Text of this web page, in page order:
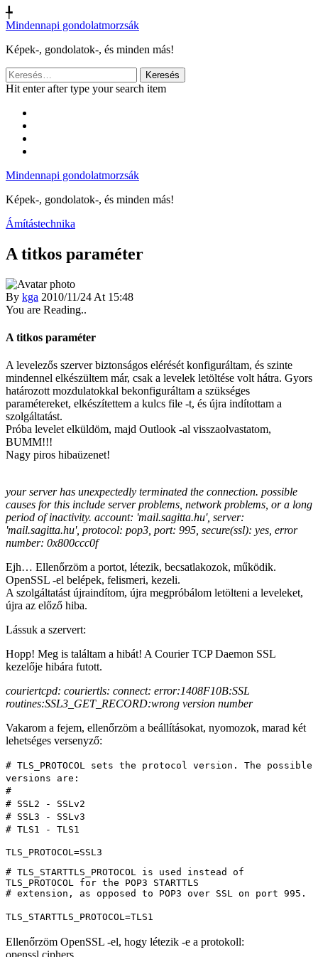
╄
Mindennapi gondolatmorzsák
Képek-, gondolatok-, és minden más!
Keresés:
Hit enter after type your search item
Mindennapi gondolatmorzsák
Képek-, gondolatok-, és minden más!
Ámítástechnika
A titkos paraméter
By kga 2010/11/24 At 15:48
You are Reading..
A titkos paraméter
A levelezős szerver biztonságos elérését konfiguráltam, és szinte
mindennel elkészültem már, csak a levelek letöltése volt hátra. Gyors
határozott mozdulatokkal bekonfiguráltam a szükséges
paramétereket, elkészítettem a kulcs file -t, és újra indítottam a
szolgáltatást.
Próba levelet elküldöm, majd Outlook -al visszaolvastatom,
BUMM!!!
Nagy piros hibaüzenet!
your server has unexpectedly terminated the connection. possible
causes for this include server problems, network problems, or a long
period of inactivity. account: 'mail.sagitta.hu', server:
'mail.sagitta.hu', protocol: pop3, port: 995, secure(ssl): yes, error
number: 0x800ccc0f
Ejh… Ellenőrzöm a portot, létezik, becsatlakozok, működik.
OpenSSL -el belépek, felismeri, kezeli.
A szolgáltatást újraindítom, újra megpróbálom letölteni a leveleket,
újra az előző hiba.
Lássuk a szervert:
Hopp! Meg is találtam a hibát! A Courier TCP Daemon SSL
kezelője hibára futott.
couriertcpd: couriertls: connect: error:1408F10B:SSL
routines:SSL3_GET_RECORD:wrong version number
Vakarom a fejem, ellenőrzöm a beállításokat, nyomozok, marad két
lehetséges versenyző:
# TLS_PROTOCOL sets the protocol version. The possible
versions are:
#
# SSL2 - SSLv2
# SSL3 - SSLv3
# TLS1 - TLS1
TLS_PROTOCOL=SSL3
# TLS_STARTTLS_PROTOCOL is used instead of
TLS_PROTOCOL for the POP3 STARTTLS
# extension, as opposed to POP3 over SSL on port 995.
TLS_STARTTLS_PROTOCOL=TLS1
Ellenőrzöm OpenSSL -el, hogy létezik -e a protokoll: